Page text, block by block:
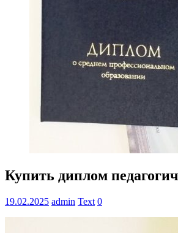
Купить диплом
19.02.2025 admin Text 0